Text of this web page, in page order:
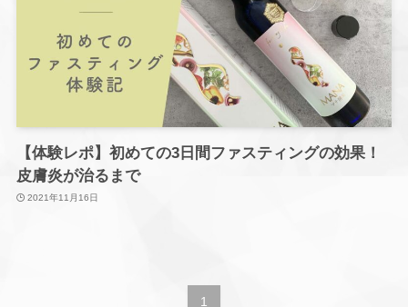
【体験レポ】初めての3日間ファスティングの効果！
皮膚炎が治るまで
2021年11月16日
1